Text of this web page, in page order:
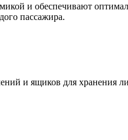
и обеспечивают
пассажира.
и ящиков для хранения